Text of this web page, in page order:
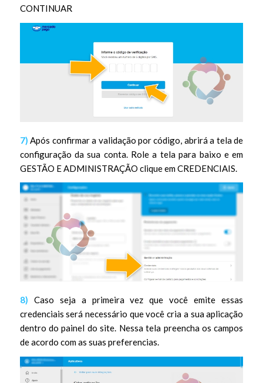
CONTINUAR
7) Após confirmar a validação por código, abrirá a tela de
configuração da sua conta. Role a tela para baixo e em
GESTÃO E ADMINISTRAÇÃO clique em CREDENCIAIS.
8) Caso seja a primeira vez que você emite essas
credenciais será necessário que você cria a sua aplicação
dentro do painel do site. Nessa tela preencha os campos
de acordo com as suas preferencias.